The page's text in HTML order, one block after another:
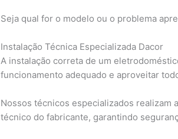
Seja qual for o modelo ou o problema
Instalação Técnica Especializada Dacor
A instalação correta de um
funcionamento adequado e aproveitar
Nossos técnicos especializados realizam
técnico do fabricante, garantindo